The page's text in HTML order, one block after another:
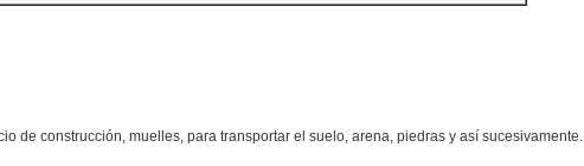
de construcción, muelles, para transportar el suelo, arena, piedras y así sucesivamente.